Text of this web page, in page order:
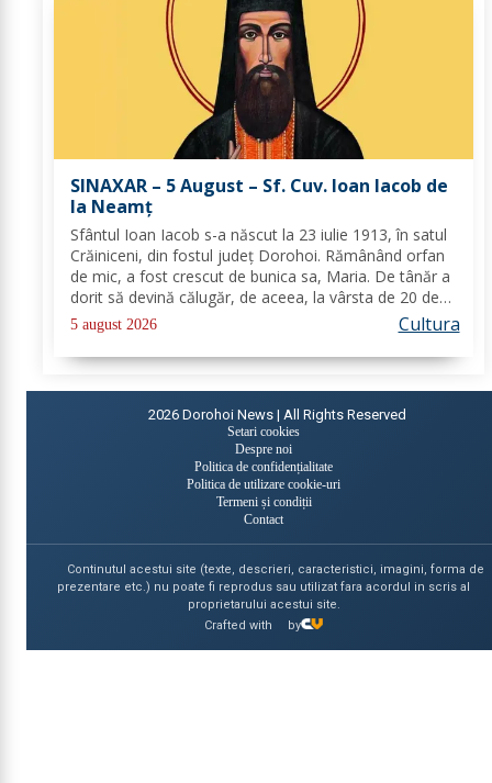
SINAXAR – 5 August – Sf. Cuv. Ioan Iacob de
la Neamţ
Sfântul Ioan Iacob s-a născut la 23 iulie 1913, în satul
Crăiniceni, din fostul județ Dorohoi. Rămânând orfan
de mic, a fost crescut de bunica sa, Maria. De tânăr a
dorit să devină călugăr, de aceea, la vârsta de 20 de
ani, și-a îndreptat pașii spre Mănăstirea Neamț. La 8
aprilie 1936, rasoforul...
5 august 2026 Cultura
2026 Dorohoi News | All Rights Reserved
Setari cookies
Despre noi
Politica de confidențialitate
Politica de utilizare cookie-uri
Termeni și condiții
Contact
Continutul acestui site (texte, descrieri, caracteristici, imagini, forma de
prezentare etc.) nu poate fi reprodus sau utilizat fara acordul in scris al
proprietarului acestui site.
Crafted with
by